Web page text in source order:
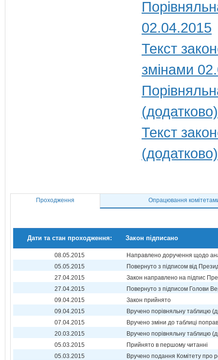
02.04.2015
Текст
змінами
Текст
Проходження Опрацювання
Дати та стан проходження: Закон підписано
08.05.2015
Направлено доручення щодо
05.05.2015
Повернуто з підписом від
27.04.2015
Закон направлено на підпис
27.04.2015
Повернуто з підписом Голови
09.04.2015
Закон прийнято
09.04.2015
Вручено порівняльну таблицю
07.04.2015
Вручено зміни до таблиці
20.03.2015
Вручено порівняльну таблицю
05.03.2015
Прийнято в першому читанні
05.03.2015
Вручено подання Комітету про